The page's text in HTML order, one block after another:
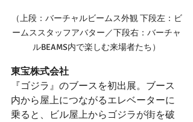
（上段：バーチャルビームス外観 下段左：ビ
ームススタッフアバター／下段右：バーチャ
ルBEAMS内で楽しむ来場者たち）
東宝株式会社
『ゴジラ』のブースを初出展。ブース
内から屋上につながるエレベーターに
乗ると、ビル屋上からゴジラが街を破